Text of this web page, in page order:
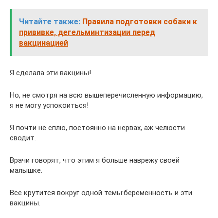
Читайте также: Правила подготовки собаки к
прививке, дегельминтизации перед
вакцинацией
Я сделала эти вакцины!
Но, не смотря на всю вышеперечисленную информацию,
я не могу успокоиться!
Я почти не сплю, постоянно на нервах, аж челюсти
сводит.
Врачи говорят, что этим я больше наврежу своей
малышке.
Все крутится вокруг одной темы:беременность и эти
вакцины.